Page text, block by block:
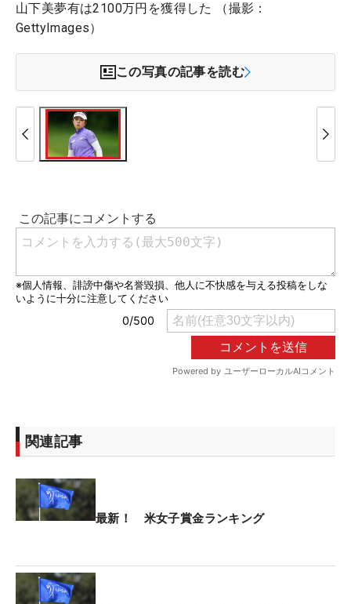
山下美夢有は2100万円を獲得した （撮影：
GettyImages）
この写真の記事を読む
関連記事
最新！ 米女子賞金ランキング